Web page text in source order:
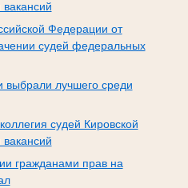
Федерации от
судей федеральных
выбрали лучшего среди
судей Кировской
гражданами прав на